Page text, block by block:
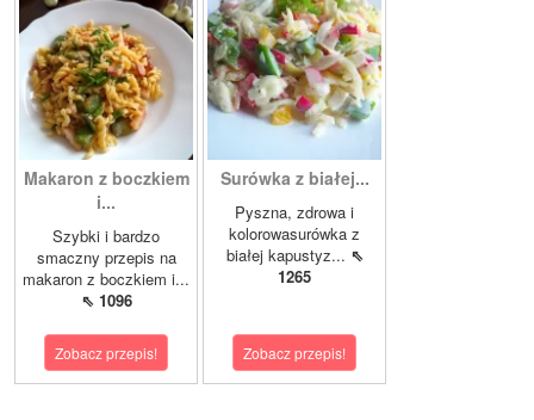
Makaron z boczkiem
i...
Szybki i bardzo
smaczny przepis na
makaron z boczkiem i...
⇖ 1096
Zobacz przepis!
Surówka z białej...
Pyszna, zdrowa i
kolorowasurówka z
białej kapustyz... ⇖
1265
Zobacz przepis!